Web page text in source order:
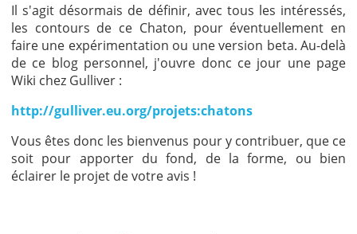
Il s'agit désormais de définir, avec tous les intéressés,
les contours de ce Chaton, pour éventuellement en
faire une expérimentation ou une version beta. Au-delà
de ce blog personnel, j'ouvre donc ce jour une page
Wiki chez Gulliver :
http://gulliver.eu.org/projets:chatons
Vous êtes donc les bienvenus pour y contribuer, que ce
soit pour apporter du fond, de la forme, ou bien
éclairer le projet de votre avis !